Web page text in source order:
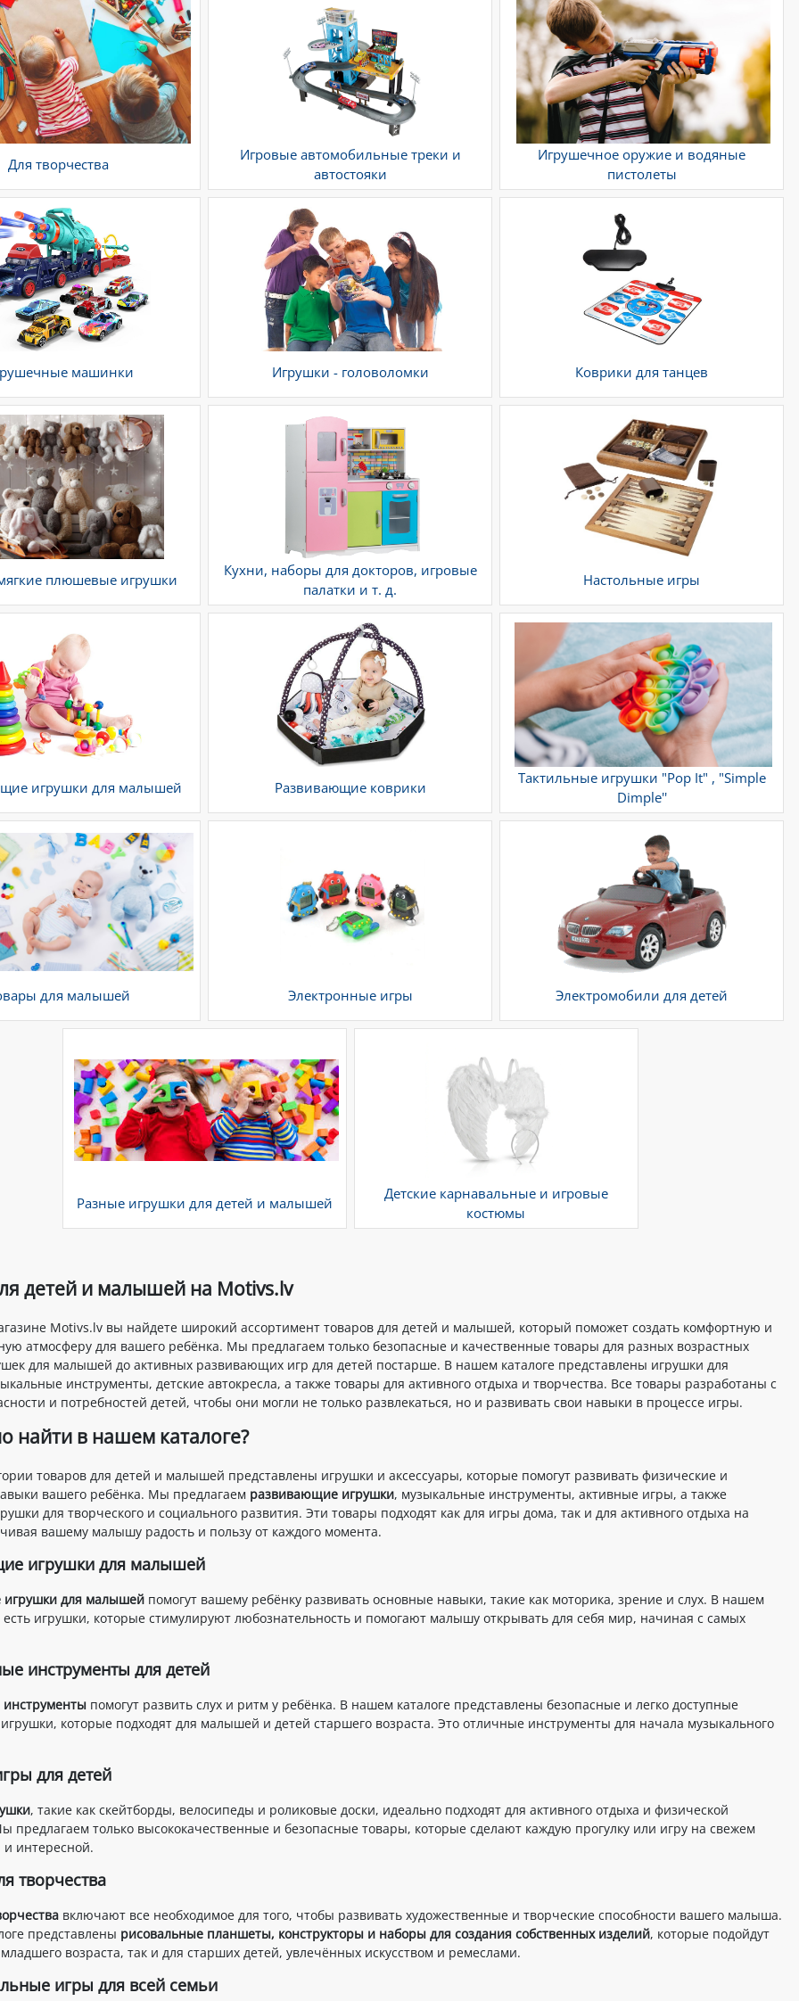
Для творчества
Игровые автомобильные треки и
автостояки
Игрушечное оружие и водяные
пистолеты
машинки Игрушки - головоломки Коврики для танцев
плюшевые игрушки
Кухни, наборы для докторов, игровые
палатки и т. д.
Настольные игры
игрушки для малышей Развивающие коврики
Тактильные игрушки "Pop It" , "Simple
Dimple''
для малышей Электронные игры Электромобили для детей
Разные игрушки для детей и малышей
Детские карнавальные и игровые
костюмы
детей и малышей на Motivs.lv
Motivs.lv вы найдете широкий ассортимент товаров для детей и малышей, который поможет создать комфортную и
атмосферу для вашего ребёнка. Мы предлагаем только безопасные и качественные товары для разных возрастных
для малышей до активных развивающих игр для детей постарше. В нашем каталоге представлены игрушки для
инструменты, детские автокресла, а также товары для активного отдыха и творчества. Все товары разработаны с
и потребностей детей, чтобы они могли не только развлекаться, но и развивать свои навыки в процессе игры.
найти в нашем каталоге?
товаров для детей и малышей представлены игрушки и аксессуары, которые помогут развивать физические и
вашего ребёнка. Мы предлагаем развивающие игрушки, музыкальные инструменты, активные игры, а также
для творческого и социального развития. Эти товары подходят как для игры дома, так и для активного отдыха на
вашему малышу радость и пользу от каждого момента.
игрушки для малышей
для малышейпомогут вашему ребёнку развивать основные навыки, такие как моторика, зрение и слух. В нашем
есть игрушки, которые стимулируют любознательность и помогают малышу открывать для себя мир, начиная с самых
инструменты для детей
помогут развить слух и ритм у ребёнка. В нашем каталоге представлены безопасные и легко доступные
которые подходят для малышей и детей старшего возраста. Это отличные инструменты для начала музыкального
для детей
, такие как скейтборды, велосипеды и роликовые доски, идеально подходят для активного отдыха и физической
предлагаем только высококачественные и безопасные товары, которые сделают каждую прогулку или игру на свежем
и интересной.
творчества
включают все необходимое для того, чтобы развивать художественные и творческие способности вашего малыша.
представлены рисовальные планшеты, конструкторы и наборы для создания собственных изделий, которые подойдут
возраста, так и для старших детей, увлечённых искусством и ремеслами.
игры для всей семьи